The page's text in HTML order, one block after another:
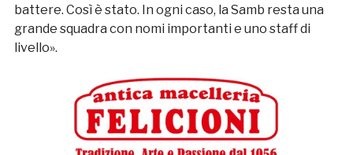
battere. Così è stato. In ogni caso, la Samb resta una
grande squadra con nomi importanti e uno staff di
livello».